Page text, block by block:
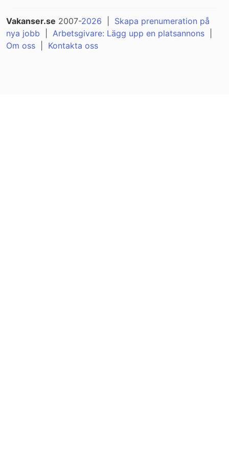
Vakanser.se 2007-2026
Skapa prenumeration på
nya jobb
Arbetsgivare: Lägg upp en platsannons
Om oss
Kontakta oss